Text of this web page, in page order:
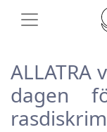
dagen